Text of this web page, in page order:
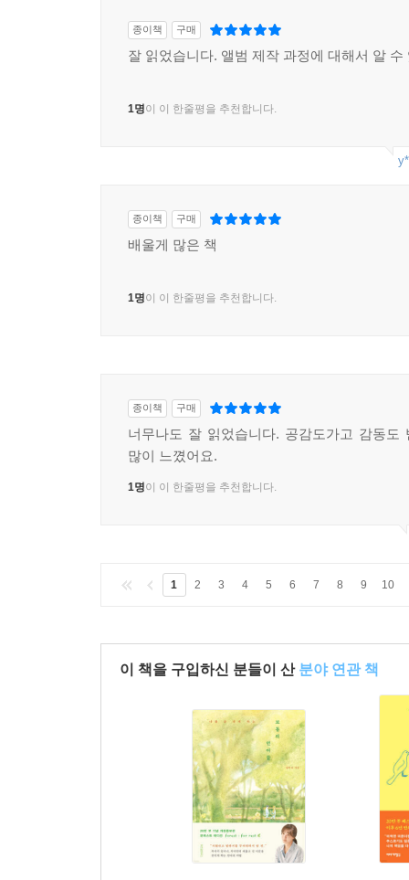
종이책 구매
잘 읽었습니다. 앨범 제작 과정에 대해서 알 수
1명이 이 한줄평을 추천합니다.
종이책 구매
배울게 많은 책
1명이 이 한줄평을 추천합니다.
종이책 구매
너무나도 잘 읽었습니다. 공감도가고 감동도
많이 느꼈어요.
1명이 이 한줄평을 추천합니다.
1 2 3 4 5 6 7 8 9 10
이 책을 구입하신 분들이 산 분야 연관 책